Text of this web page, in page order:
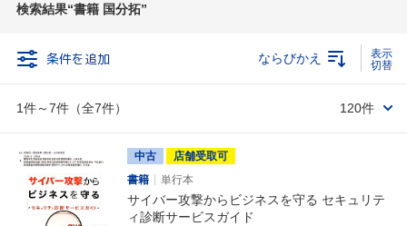
検索結果 書籍 国分拓
条件を追加
1件～7件（全7件）
ならびかえ
120件
中古
店舗受取可
書籍
単行本
サイバー攻撃からビジネスを守る セキュリテ
ィ診断サービスガイド